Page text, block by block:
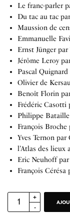
Le franc-parler
Du tac au tac
Maussion de
Emmanuelle
Ernst Jünger
Jérôme Leroy
Pascal
Olivier de
Benoît Florin
Frédéric Casotti
Philippe
François Broche
Yves Ternon
l’Atlas des lieux
Eric Neuhoff par
François Cérésa